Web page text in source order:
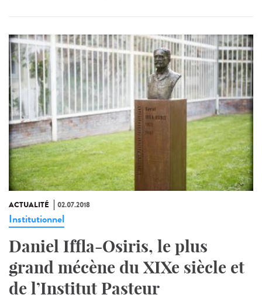
ACTUALITÉ 02.07.2018
Institutionnel
Daniel Iffla-Osiris, le plus
grand mécène du XIXe siècle et
de l’Institut Pasteur